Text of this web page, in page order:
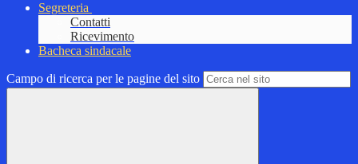
Segreteria
Contatti
Ricevimento
Bacheca sindacale
Campo di ricerca per le pagine del sito